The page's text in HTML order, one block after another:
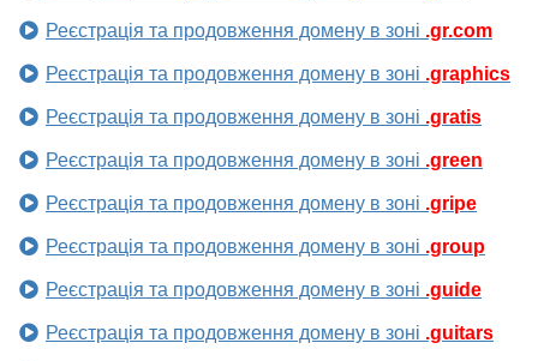
Реєстрація та продовження домену в зоні .gr.com
Реєстрація та продовження домену в зоні .graphics
Реєстрація та продовження домену в зоні .gratis
Реєстрація та продовження домену в зоні .green
Реєстрація та продовження домену в зоні .gripe
Реєстрація та продовження домену в зоні .group
Реєстрація та продовження домену в зоні .guide
Реєстрація та продовження домену в зоні .guitars